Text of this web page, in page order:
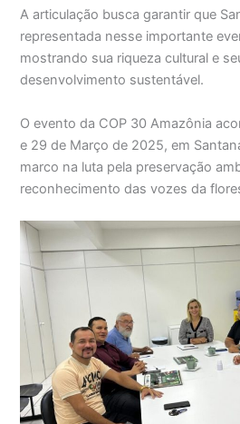
A articulação busca garantir que
representada nesse importante
mostrando sua riqueza cultural e
desenvolvimento sustentável.
O evento da COP 30 Amazônia
e 29 de Março de 2025, em
marco na luta pela preservação
reconhecimento das vozes da